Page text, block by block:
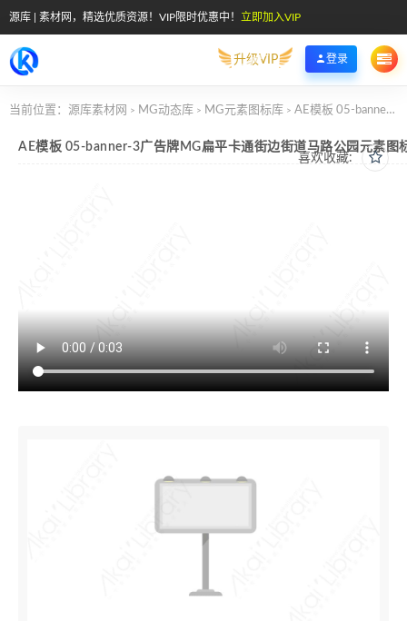
源库 | 素材网，精选优质资源！VIP限时优惠中！ 立即加入VIP
升级VIP 登录
当前位置： 源库素材网 > MG动态库 > MG元素图标库 > AE模板 05-banner-3广告牌MG扁平卡通街边街道马路公园元素图标
喜欢收藏:
AE模板 05-banner-3广告牌MG扁平卡通街边街道马路公园元素图